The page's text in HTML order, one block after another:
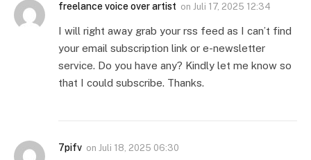
freelance voice over artist on Juli 17, 2025 12:34
I will right away grab your rss feed as I can’t find
your email subscription link or e-newsletter
service. Do you have any? Kindly let me know so
that I could subscribe. Thanks.
7pifv on Juli 18, 2025 06:30